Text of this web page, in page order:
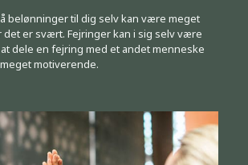
belønninger til dig selv kan være meget
det er svært. Fejringer kan i sig selv være
dele en fejring med et andet menneske
motiverende.